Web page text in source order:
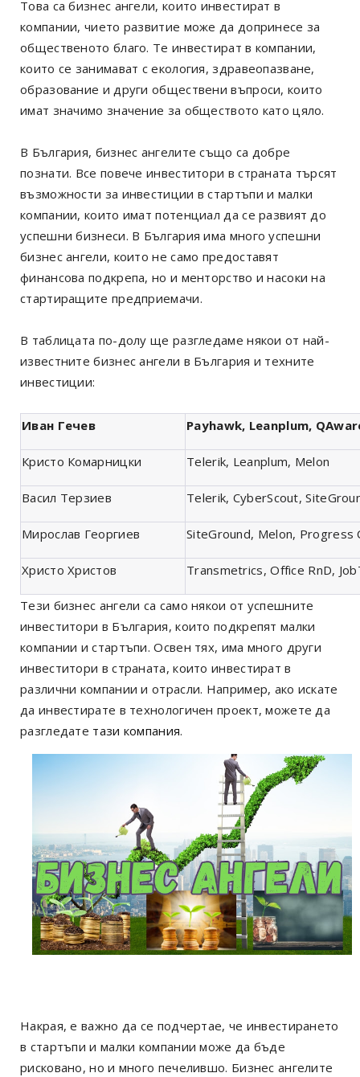
Това са бизнес ангели, които инвестират в
компании, чието развитие може да допринесе за
общественото благо. Те инвестират в компании,
които се занимават с екология, здравеопазване,
образование и други обществени въпроси, които
имат значимо значение за обществото като цяло.
В България, бизнес ангелите също са добре
познати. Все повече инвеститори в страната търсят
възможности за инвестиции в стартъпи и малки
компании, които имат потенциал да се развият до
успешни бизнеси. В България има много успешни
бизнес ангели, които не само предоставят
финансова подкрепа, но и менторство и насоки на
стартиращите предприемачи.
В таблицата по-долу ще разгледаме някои от най-
известните бизнес ангели в България и техните
инвестиции:
Иван Гечев Payhawk, Leanplum,
Кристо Комарницки Telerik, Leanplum, Melon
Васил Терзиев Telerik, CyberScout,
Мирослав Георгиев SiteGround, Melon, Progress
Христо Христов Transmetrics, Office RnD,
Тези бизнес ангели са само някои от успешните
инвеститори в България, които подкрепят малки
компании и стартъпи. Освен тях, има много други
инвеститори в страната, които инвестират в
различни компании и отрасли. Например, ако искате
да инвестирате в технологичен проект, можете да
разгледате тази компания.
Накрая, е важно да се подчертае, че инвестирането
в стартъпи и малки компании може да бъде
рисковано, но и много печелившо. Бизнес ангелите